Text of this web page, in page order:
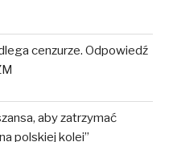
cenzurze. Odpowiedź
aby zatrzymać
polskiej kolei”